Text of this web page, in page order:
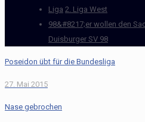
Liga 2. Liga West
98&#8217;er wollen den
Duisburger SV 98
Poseidon übt für die Bundesliga
27. Mai 2015
Nase gebrochen